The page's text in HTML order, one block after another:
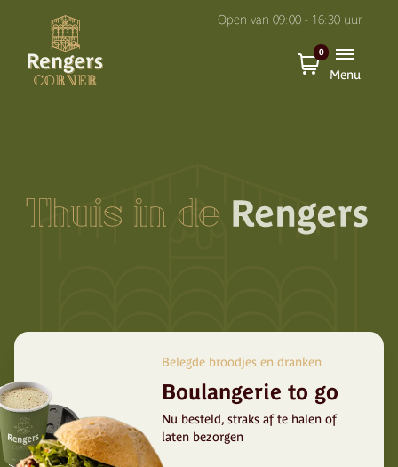
Open van 09:00 - 16:30 uur
0
Menu
Belegde broodjes en dranken
Boulangerie to go
Nu besteld, straks af te halen of
laten bezorgen